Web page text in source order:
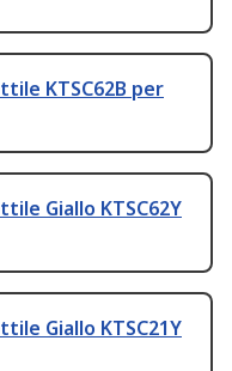
KTSC62B per
Giallo KTSC62Y
Giallo KTSC21Y